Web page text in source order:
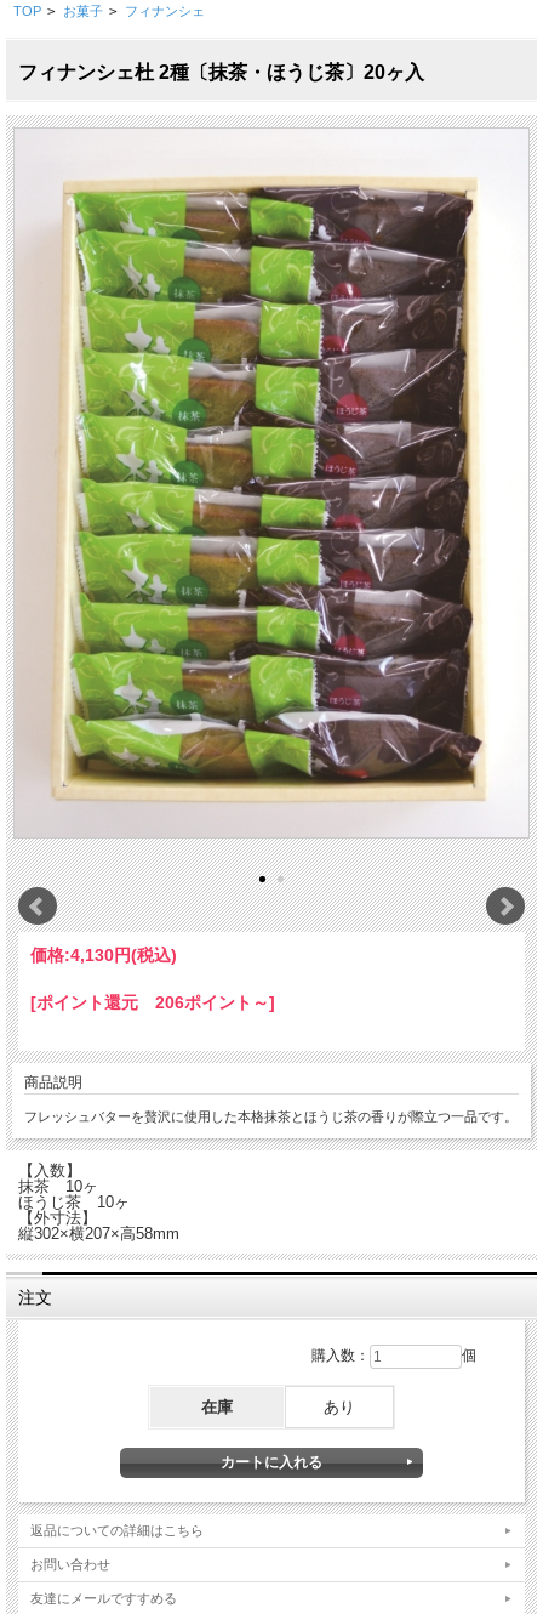
TOP > お菓子 > フィナンシェ
フィナンシェ杜 2種〔抹茶・ほうじ茶〕20ヶ入
価格:4,130円(税込)
[ポイント還元 206ポイント～]
商品説明
フレッシュバターを贅沢に使用した本格抹茶とほうじ茶の香りが際立つ一品です。
【入数】
抹茶 10ヶ
ほうじ茶 10ヶ
【外寸法】
縦302×横207×高58mm
注文
購入数： 個
在庫 あり
返品についての詳細はこちら
お問い合わせ
友達にメールですすめる